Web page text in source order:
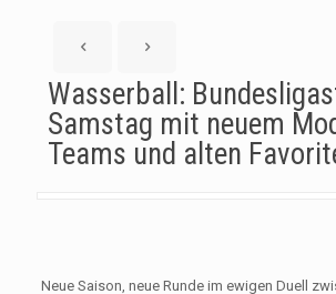
Wasserball:
Samstag mit neuem
Teams und alten
Neue Saison, neue Runde im ewigen Duell